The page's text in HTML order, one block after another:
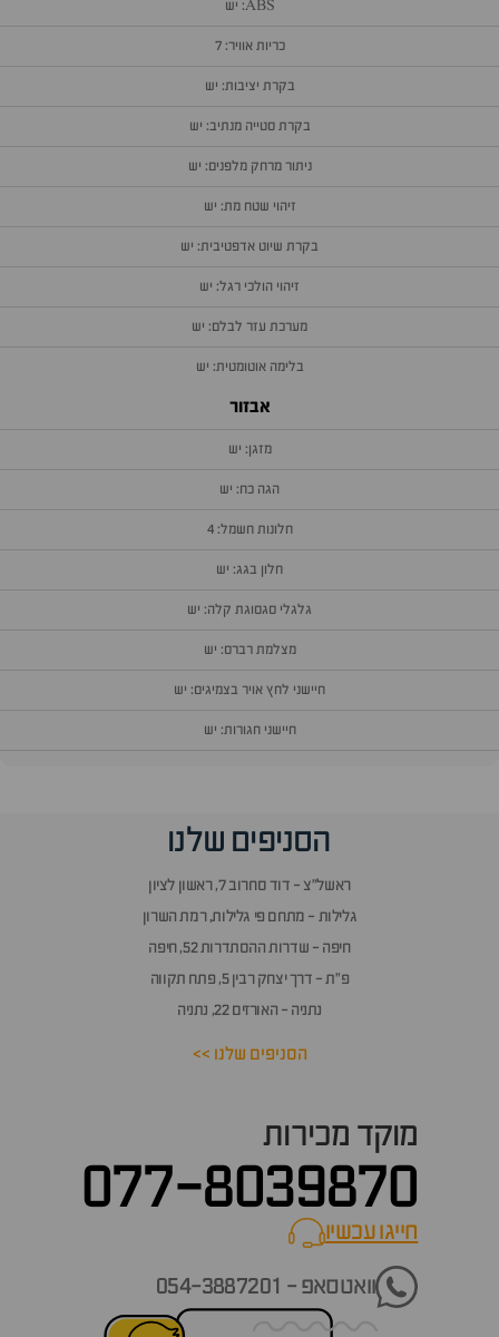
ABS: יש
כריות אוויר: 7
בקרת יציבות: יש
בקרת סטייה מנתיב: יש
ניתור מרחק מלפנים: יש
זיהוי שטח מת: יש
בקרת שיוט אדפטיבית: יש
זיהוי הולכי רגל: יש
מערכת עזר לבלם: יש
בלימה אוטומטית: יש
אבזור
מזגן: יש
הגה כח: יש
חלונות חשמל: 4
חלון בגג: יש
גלגלי סגסוגת קלה: יש
מצלמת רברס: יש
חיישני לחץ אויר בצמיגים: יש
חיישני חגורות: יש
הסניפים שלנו
ראשל״צ - דוד סחרוב 7, ראשון לציון
גלילות - מתחם פי גלילות, רמת השרון
חיפה - שדרות ההסתדרות 52, חיפה
פ״ת - דרך יצחק רבין 5, פתח תקווה
נתניה - האורזים 22, נתניה
הסניפים שלנו >>
מוקד מכירות
077-8039870
חייגו עכשיוcall now
וואטסאפ - 054-3887201